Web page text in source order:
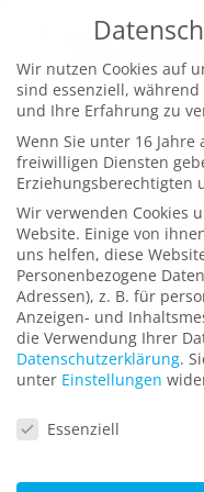
springen
SZENARIS Virtual-
Wir nutzen Cookies auf
sind essenziell,
und Ihre Erfahrung zu
Wenn Sie unter 16
freiwilligen Diensten
Erziehungsberechtigten
Wir verwenden Cookies
Website. Einige von
uns helfen, diese
Personenbezogene
Adressen), z. B. für
Anzeigen- und
die Verwendung Ihrer
Datenschutzerklärung.
unter Einstellungen
Datenschutzeinstellungen
Essenziell